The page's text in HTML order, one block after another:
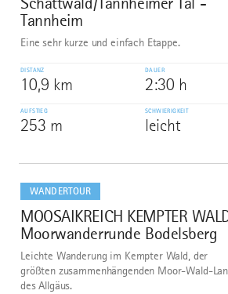
Tannheim
Eine sehr kurze und einfach Etappe.
DISTANZ
10,9 km
DAUER
2:30 h
AUFSTIEG
253 m
SCHWIERIGKEIT
leicht
WANDERTOUR
7
MOOSAIKREICH KEMPTER
Moorwanderrunde Bodelsberg
Leichte Wanderung im Kempter Wald, der
größten zusammenhängenden Moor-Wald-
des Allgäus.
dazu